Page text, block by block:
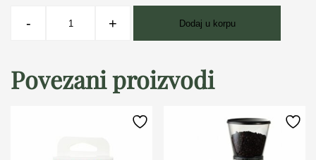
- + Dodaj u korpu
Povezani proizvodi